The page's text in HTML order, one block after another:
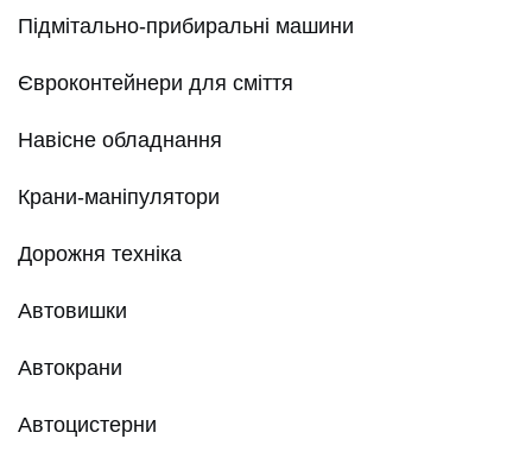
Підмітально-прибиральні машини
Євроконтейнери для сміття
Навісне обладнання
Крани-маніпулятори
Дорожня техніка
Автовишки
Автокрани
Автоцистерни